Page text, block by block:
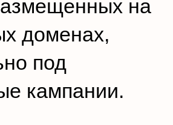
на
доменах,
под
кампании.